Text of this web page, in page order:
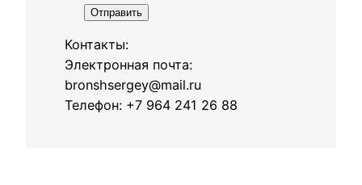
Контакты:
Электронная почта:
bronshsergey@mail.ru
Телефон: +7 964 241 26 88